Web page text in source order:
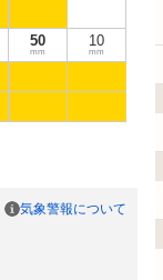
50
mm
10
mm
気象警報について